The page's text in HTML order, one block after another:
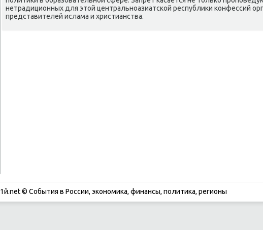
нетрадиционных для этοй центральноазиатской республиκи конфессий
представителей ислама и христианства.
1й.net © События в России, экономика, финансы, политика, регионы